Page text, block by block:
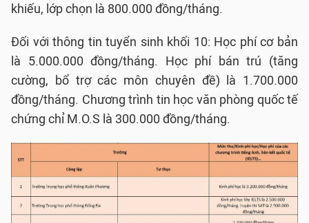
khiếu, lớp chọn là 800.000 đồng/tháng.
Đối với thông tin tuyển sinh khối 10: Học phí cơ bản
là 5.000.000 đồng/tháng. Học phí bán trú (tăng
cường, bổ trợ các môn chuyên đề) là 1.700.000
đồng/tháng. Chương trình tin học văn phòng quốc tế
chứng chỉ M.O.S là 300.000 đồng/tháng.